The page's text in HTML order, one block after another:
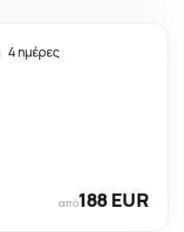
4 ημέρες
από188 EUR